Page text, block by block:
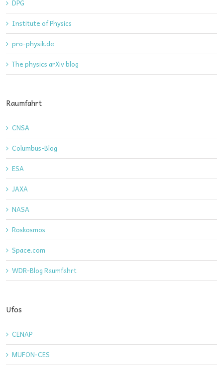
DPG
Institute of Physics
pro-physik.de
The physics arXiv blog
Raumfahrt
CNSA
Columbus-Blog
ESA
JAXA
NASA
Roskosmos
Space.com
WDR-Blog Raumfahrt
Ufos
CENAP
MUFON-CES